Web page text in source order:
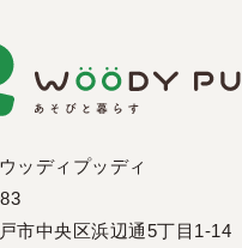
ッディプッディ
市中央区浜辺通5丁目1-14